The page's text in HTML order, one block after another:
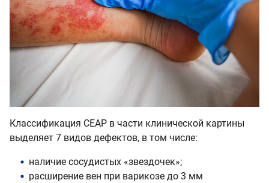
Классификация СЕАР в части клинической картины
выделяет 7 видов дефектов, в том числе:
наличие сосудистых «звездочек»;
расширение вен при варикозе до 3 мм